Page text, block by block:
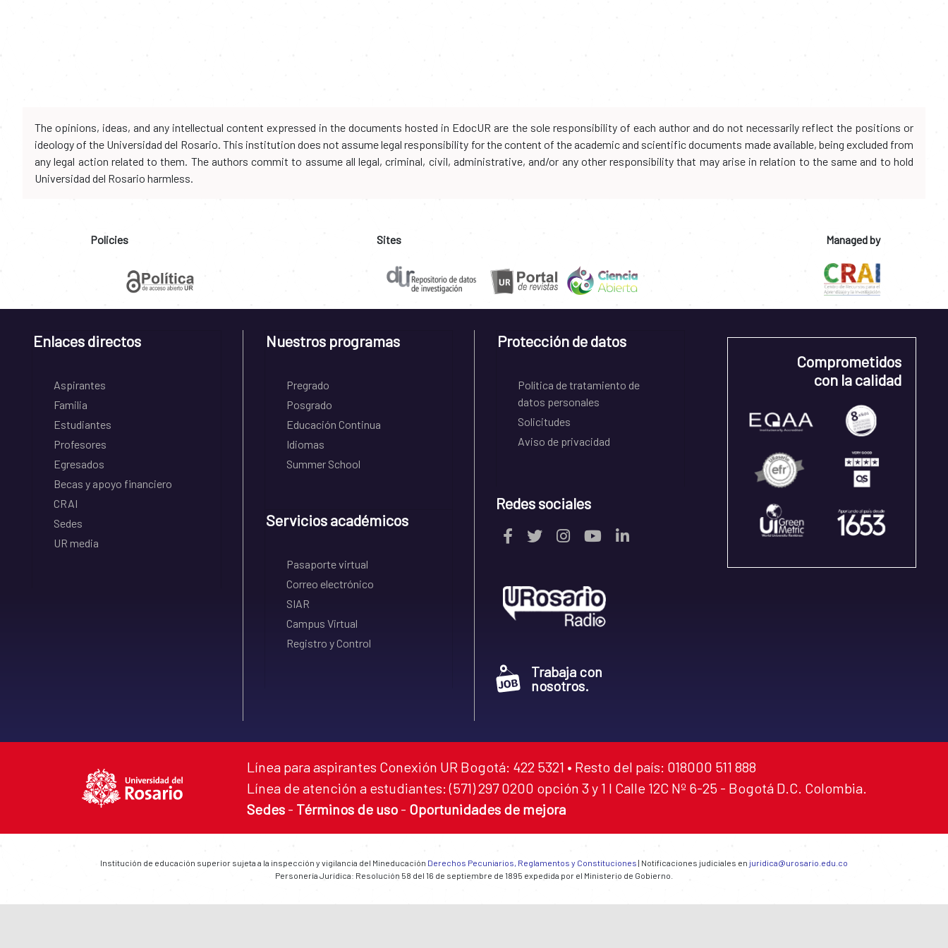
The opinions, ideas, and any intellectual content expressed in the documents hosted in EdocUR are the sole responsibility of each author and do not necessarily reflect the positions or
ideology of the Universidad del Rosario. This institution does not assume legal responsibility for the content of the academic and scientific documents made available, being excluded from
any legal action related to them. The authors commit to assume all legal, criminal, civil, administrative, and/or any other responsibility that may arise in relation to the same and to hold
Universidad del Rosario harmless.
Policies Sites Managed by
Enlaces directos
Aspirantes
Familia
Estudiantes
Profesores
Egresados
Becas y apoyo financiero
CRAI
Sedes
UR media
Nuestros programas
Pregrado
Posgrado
Educación Continua
Idiomas
Summer School
Servicios académicos
Pasaporte virtual
Correo electrónico
SIAR
Campus Virtual
Registro y Control
Protección de datos
Política de tratamiento de
datos personales
Solicitudes
Aviso de privacidad
Redes sociales
Trabaja con
nosotros.
Comprometidos
con la calidad
Línea para aspirantes Conexión UR Bogotá: 422 5321 • Resto del país: 018000 511 888
Línea de atención a estudiantes: (571) 297 0200 opción 3 y 1 I Calle 12C Nº 6-25 - Bogotá D.C. Colombia.
Sedes - Términos de uso - Oportunidades de mejora
Institución de educación superior sujeta a la inspección y vigilancia del Mineducación Derechos Pecuniarios, Reglamentos y Constituciones | Notificaciones judiciales en juridica@urosario.edu.co
Personería Jurídica: Resolución 58 del 16 de septiembre de 1895 expedida por el Ministerio de Gobierno.